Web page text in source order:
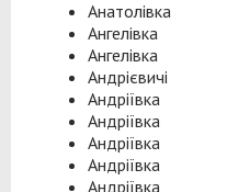
Анатолівка
Ангелівка
Ангелівка
Андрієвичі
Андріївка
Андріївка
Андріївка
Андріївка
Андріївка